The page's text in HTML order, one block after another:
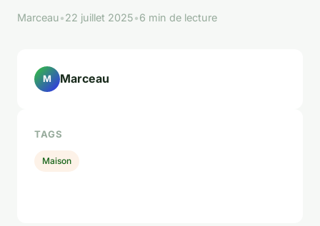
Marceau•22 juillet 2025•6 min de lecture
M Marceau
TAGS
Maison